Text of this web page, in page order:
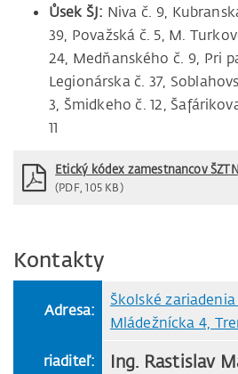
Ůsek ŠJ: Niva č. 9,
39, Považská č. 5, M.
24, Medňanského č. 9, Pri
Legionárska č. 37,
3, Šmidkeho č. 12,
11
Etický kódex zamestnancov
(PDF, 105 KB)
Kontakty
Adresa:
Školské
Mládežnícka 4,
riaditeľ: Ing. Rastislav